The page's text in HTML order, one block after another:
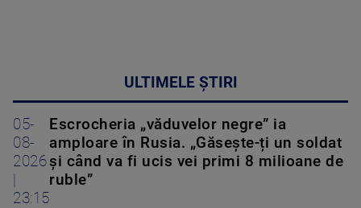
ULTIMELE ȘTIRI
05-
08-
2026
23:15
Escrocheria „văduvelor negre” ia
amploare în Rusia. „Găsește-ți un soldat
și când va fi ucis vei primi 8 milioane de
ruble”